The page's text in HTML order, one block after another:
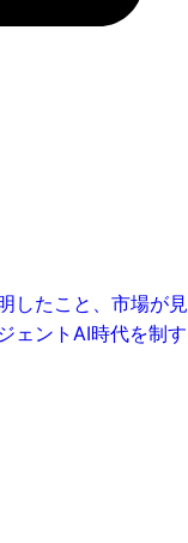
したこと、市場が見
ェントAI時代を制す